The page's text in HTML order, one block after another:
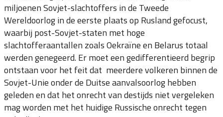
miljoenen Sovjet-slachtoffers in de Tweede
Wereldoorlog in de eerste plaats op Rusland gefocust,
waarbij post-Sovjet-staten met hoge
slachtofferaantallen zoals Oekraïne en Belarus totaal
werden genegeerd. Er moet een gedifferentieerd begrip
ontstaan voor het feit dat meerdere volkeren binnen de
Sovjet-Unie onder de Duitse aanvalsoorlog hebben
geleden en dat het onrecht van destijds niet vergeleken
mag worden met het huidige Russische onrecht tegen